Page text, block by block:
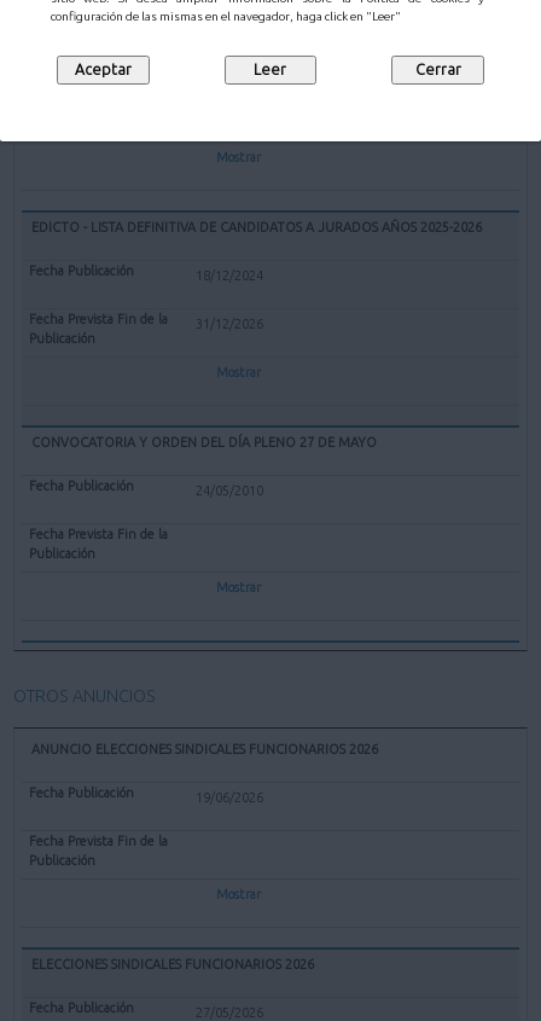
configuración de las mismas en el navegador, haga click en "Leer"
EXPEDIENTE REDENOMINACIÓN BOLERA CUBIERTA "EL PARQUE" DE
12/02/2025
Mostrar
EDICTO - LISTA DEFINITIVA DE CANDIDATOS A JURADOS AÑOS 2025-2026
18/12/2024
31/12/2026
Mostrar
CONVOCATORIA Y ORDEN DEL DÍA PLENO 27 DE MAYO
24/05/2010
Mostrar
OTROS ANUNCIOS
ANUNCIO ELECCIONES SINDICALES FUNCIONARIOS 2026
19/06/2026
Mostrar
ELECCIONES SINDICALES FUNCIONARIOS 2026
27/05/2026